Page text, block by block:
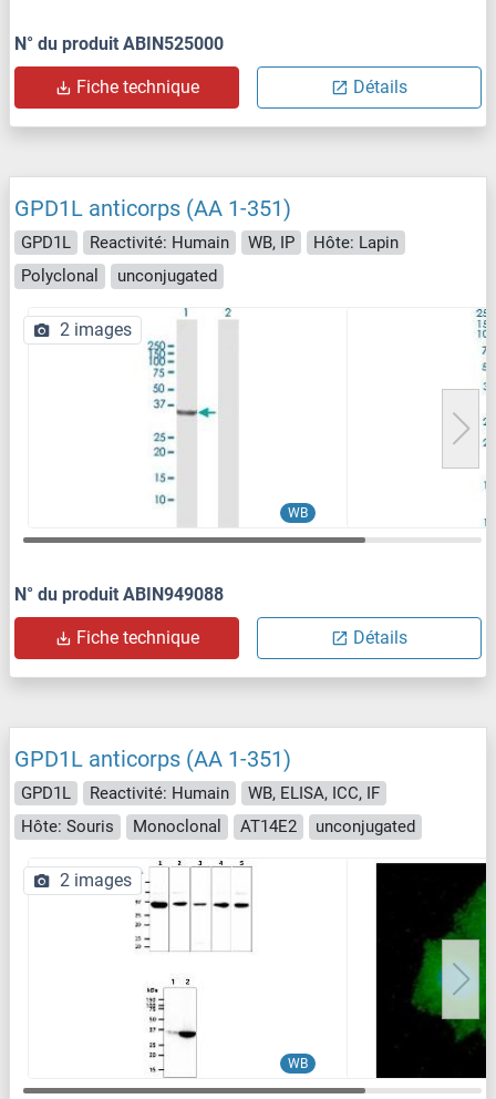
N° du produit ABIN525000
Fiche technique Détails
GPD1L anticorps (AA 1-351)
GPD1L Reactivité: Humain WB, IP
Hôte: Lapin
Polyclonal
unconjugated
WB
2 images
N° du produit ABIN949088
Fiche technique Détails
GPD1L anticorps (AA 1-351)
GPD1L Reactivité: Humain
WB, ELISA, ICC, IF
Hôte: Souris
Monoclonal AT14E2 unconjugated
WB
2 images